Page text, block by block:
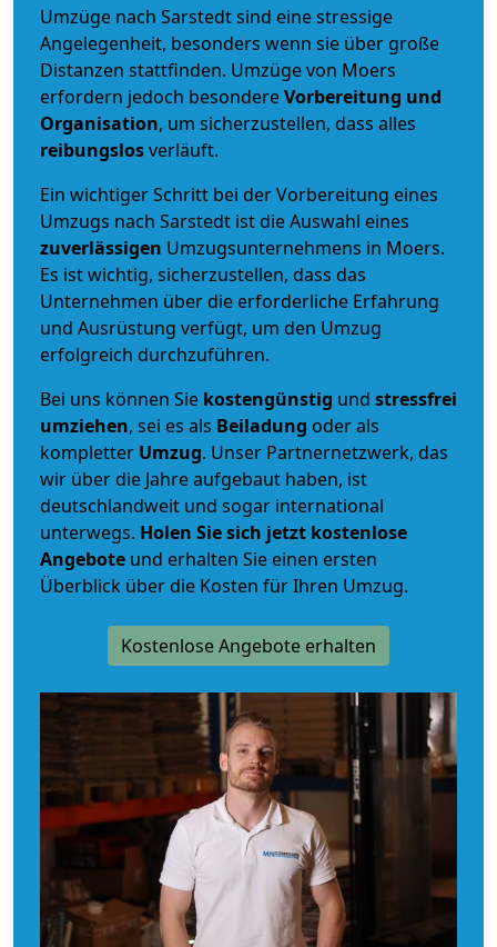
Umzüge nach Sarstedt sind eine stressige
Angelegenheit, besonders wenn sie über große
Distanzen stattfinden. Umzüge von Moers
erfordern jedoch besondereVorbereitung und
Organisation, um sicherzustellen, dass alles
reibungslosverläuft.
Ein wichtiger Schritt bei der Vorbereitung eines
Umzugs nach Sarstedt ist die Auswahl eines
zuverlässigen Umzugsunternehmens in Moers.
Es ist wichtig, sicherzustellen, dass das
Unternehmen über die erforderliche Erfahrung
und Ausrüstung verfügt, um den Umzug
erfolgreich durchzuführen.
Bei uns können Sie kostengünstig und stressfrei
umziehen, sei es als Beiladung oder als
kompletter Umzug. Unser Partnernetzwerk, das
wir über die Jahre aufgebaut haben, ist
deutschlandweit und sogar international
unterwegs. Holen Sie sich jetzt kostenlose
Angebote und erhalten Sie einen ersten
Überblick über die Kosten für Ihren Umzug.
Kostenlose Angebote erhalten